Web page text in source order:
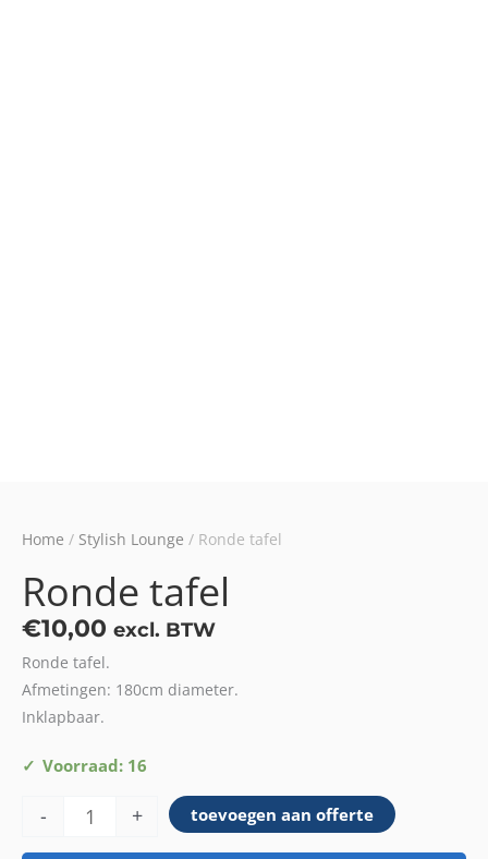
Home / Stylish Lounge / Ronde tafel
Ronde tafel
€10,00 excl. BTW
Ronde tafel.
Afmetingen: 180cm diameter.
Inklapbaar.
Voorraad: 16
-
Ronde
aantal
+ toevoegen aan offerte